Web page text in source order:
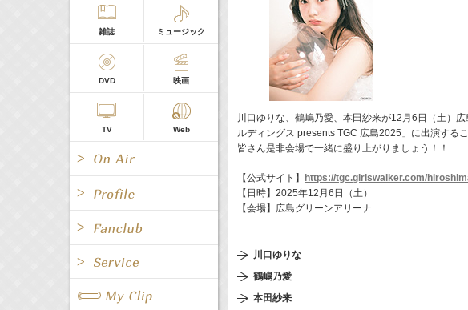
川口ゆりな、鶴嶋乃愛、本田紗来が12月6日（土）
ルディングス presents TGC 広島2025」に出演する
皆さん是非会場で一緒に盛り上がりましょう！！
【公式サイト】
https://tgc.girlswalker.com/
【日時】2025年12月6日（土）
【会場】広島グリーンアリーナ
川口ゆりな
鶴嶋乃愛
本田紗来
雑誌 ミュージック
DVD 映画
TV Web
Radio
All 女優/タレント
グループ
All Fanclub Page